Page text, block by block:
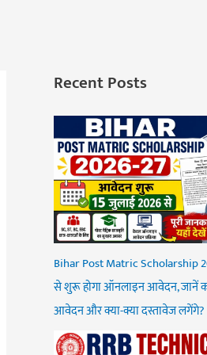
Recent Posts
Bihar Post Matric Scholarship
से शुरू होगा ऑनलाइन आवेदन, जानें
आवेदन और क्या-क्या दस्तावेज लगेंगे?